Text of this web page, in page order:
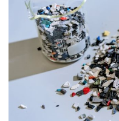
omzetten
in
nieuwe
chemische
bouwstenen